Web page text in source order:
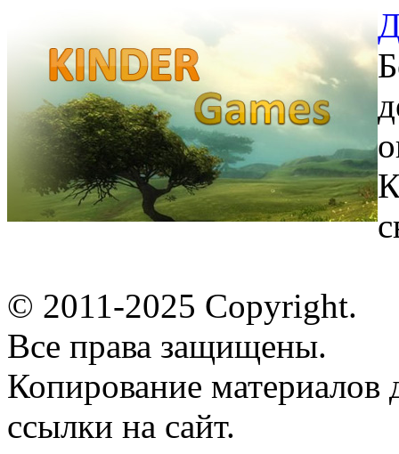
© 2011-2025 Copyright.
Все права защищены.
Копирование материалов
ссылки на сайт.